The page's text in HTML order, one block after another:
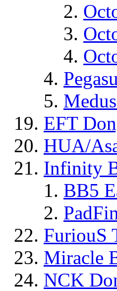
EFT
HUA/
Infinity
BB5
FuriouS
Miracle
NCK